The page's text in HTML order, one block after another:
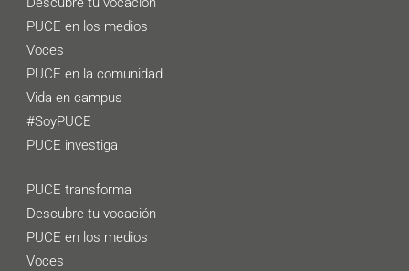
PUCE en los medios
Voces
PUCE en la comunidad
Vida en campus
#SoyPUCE
PUCE investiga
PUCE transforma
Descubre tu vocación
PUCE en los medios
Voces